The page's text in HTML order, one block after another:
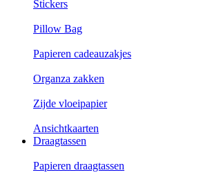
Stickers
Pillow Bag
Papieren cadeauzakjes
Organza zakken
Zijde vloeipapier
Ansichtkaarten
Draagtassen
Papieren draagtassen